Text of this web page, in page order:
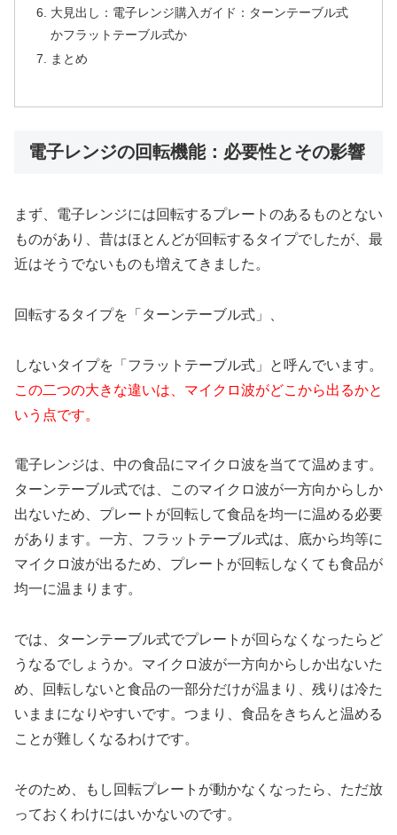
大見出し：電子レンジ購入ガイド：ターンテーブル式
かフラットテーブル式か
まとめ
電子レンジの回転機能：必要性とその影響
まず、電子レンジには回転するプレートのあるものとない
ものがあり、昔はほとんどが回転するタイプでしたが、最
近はそうでないものも増えてきました。
回転するタイプを「ターンテーブル式」、
しないタイプを「フラットテーブル式」と呼んでいます。
この二つの大きな違いは、マイクロ波がどこから出るかと
いう点です。
電子レンジは、中の食品にマイクロ波を当てて温めます。
ターンテーブル式では、このマイクロ波が一方向からしか
出ないため、プレートが回転して食品を均一に温める必要
があります。一方、フラットテーブル式は、底から均等に
マイクロ波が出るため、プレートが回転しなくても食品が
均一に温まります。
では、ターンテーブル式でプレートが回らなくなったらど
うなるでしょうか。マイクロ波が一方向からしか出ないた
め、回転しないと食品の一部分だけが温まり、残りは冷た
いままになりやすいです。つまり、食品をきちんと温める
ことが難しくなるわけです。
そのため、もし回転プレートが動かなくなったら、ただ放
っておくわけにはいかないのです。